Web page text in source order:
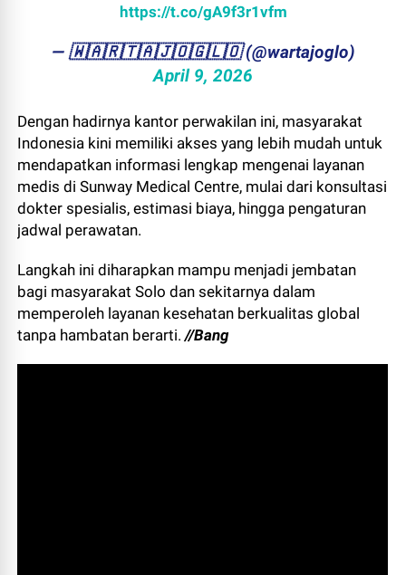
https://t.co/gA9f3r1vfm
— ​🇼​​🇦​​🇷​​🇹​​🇦​​🇯​​🇴​​🇬​​🇱​​🇴 (@wartajoglo)
April 9, 2026
Dengan hadirnya kantor perwakilan ini, masyarakat
Indonesia kini memiliki akses yang lebih mudah untuk
mendapatkan informasi lengkap mengenai layanan
medis di Sunway Medical Centre, mulai dari konsultasi
dokter spesialis, estimasi biaya, hingga pengaturan
jadwal perawatan.
Langkah ini diharapkan mampu menjadi jembatan
bagi masyarakat Solo dan sekitarnya dalam
memperoleh layanan kesehatan berkualitas global
tanpa hambatan berarti.//Bang